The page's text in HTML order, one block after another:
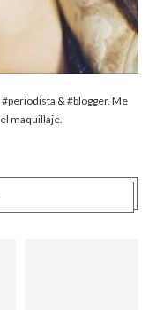
& #blogger. Me
maquillaje.